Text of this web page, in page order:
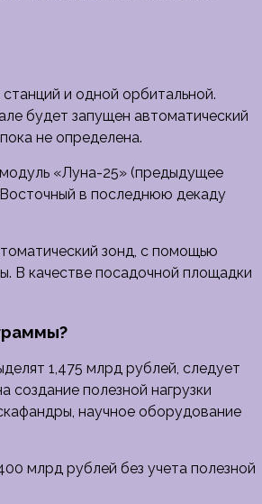
и одной орбитальной.
будет запущен автоматический
не определена.
«Луна-25» (предыдущее
в последнюю декаду
зонд, с помощью
В качестве посадочной площадки
1,475 млрд рублей, следует
создание полезной нагрузки
научное оборудование
млрд рублей без учета полезной